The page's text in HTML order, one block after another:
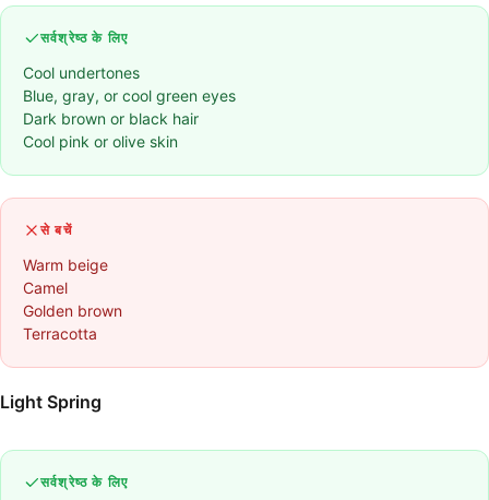
सर्वश्रेष्ठ के लिए
Cool undertones
Blue, gray, or cool green eyes
Dark brown or black hair
Cool pink or olive skin
से बचें
Warm beige
Camel
Golden brown
Terracotta
Light Spring
सर्वश्रेष्ठ के लिए